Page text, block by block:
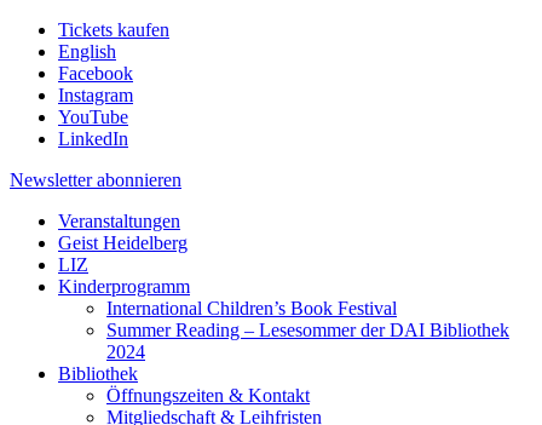
Tickets kaufen
English
Facebook
Instagram
YouTube
LinkedIn
Newsletter abonnieren
Veranstaltungen
Geist Heidelberg
LIZ
Kinderprogramm
International Children’s Book Festival
Summer Reading – Lesesommer der DAI Bibliothek
2024
Bibliothek
Öffnungszeiten & Kontakt
Mitgliedschaft & Leihfristen